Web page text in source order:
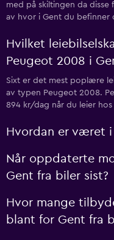
med på skiltingen da disse
av hvor i Gent du befinner
Hvilket
Peugeot 2008 i
Sixt er det mest poplære
av typen Peugeot 2008.
894 kr/dag når du leier hos
Hvordan er været i
Når oppdaterte
Gent fra biler sist?
Hvor mange
blant for Gent fra